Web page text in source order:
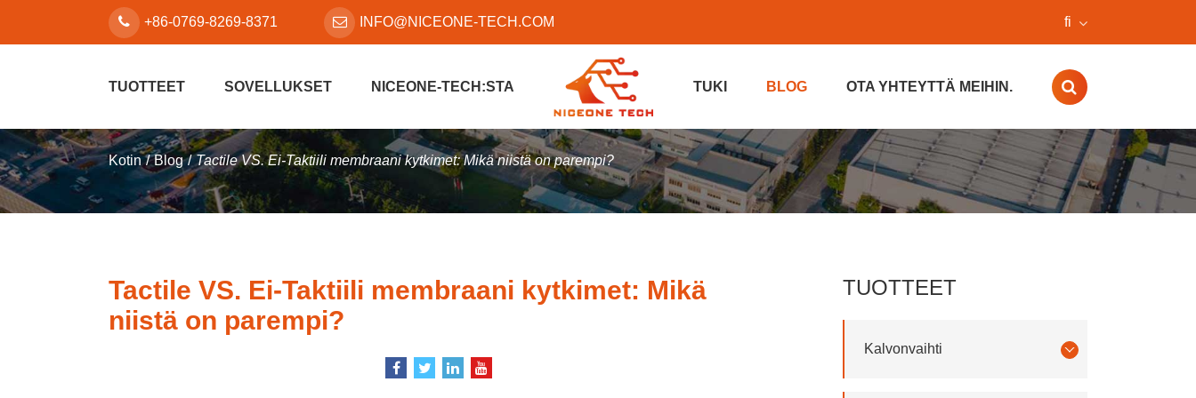
+86-0769-8269-8371 INFO@NICEONE-TECH.COM fi
TUOTTEET SOVELLUKSET NICEONE-TECH:STA TUKI BLOG OTA YHTEYTTÄ MEIHIN.
Kotin Blog Tactile VS. Ei-Taktiili membraani kytkimet: Mikä niistä on parempi?
Tactile VS. Ei-Taktiili membraani kytkimet: Mikä
niistä on parempi?
TUOTTEET
Kalvonvaihti